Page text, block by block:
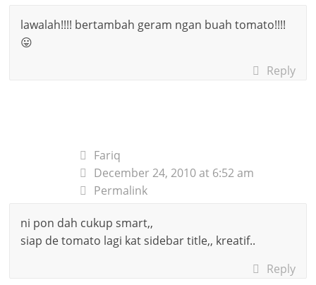
lawalah!!!! bertambah geram ngan buah tomato!!!!
😛
Reply
Fariq
December 24, 2010 at 6:52 am
Permalink
ni pon dah cukup smart,,
siap de tomato lagi kat sidebar title,, kreatif..
Reply